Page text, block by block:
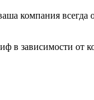
компания всегда
зависимости от